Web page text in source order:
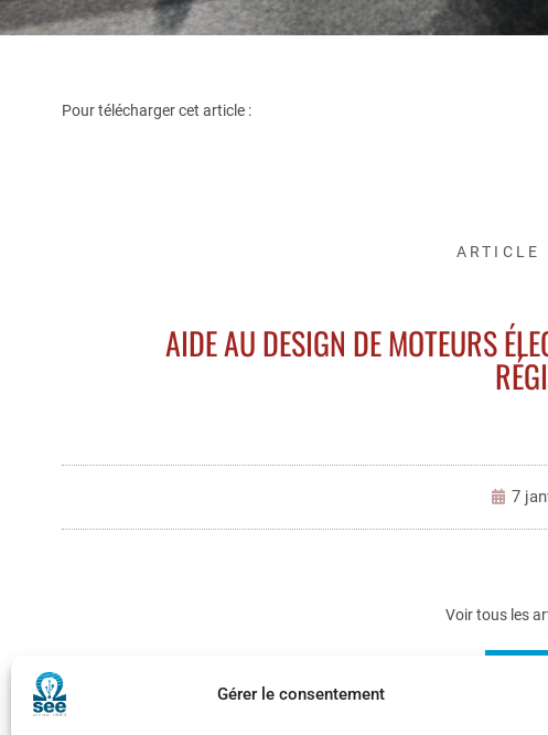
Gérer le consentement
Pour télécharger cet article :
ARTICLE
AIDE AU DESIGN DE MOTEURS
7
Voir tous les